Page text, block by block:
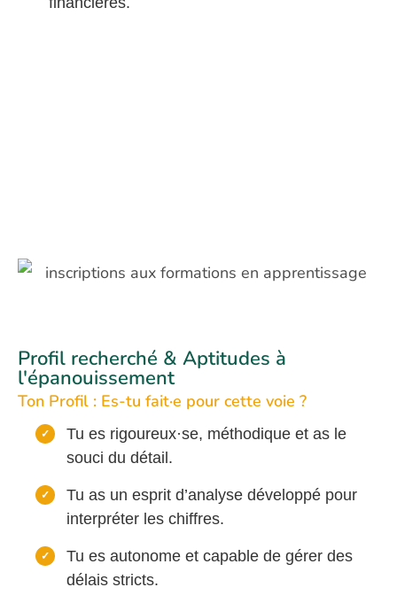
Profil recherché & Aptitudes à
l'épanouissement
Ton Profil : Es-tu fait·e pour cette voie ?
Tu es rigoureux·se, méthodique et as le
souci du détail.
Tu as un esprit d’analyse développé pour
interpréter les chiffres.
Tu es autonome et capable de gérer des
délais stricts.